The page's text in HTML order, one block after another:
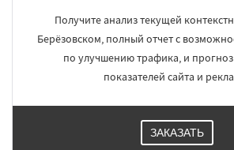
Получите анализ текущей
Берёзовском, полный отчет с
по улучшению трафика, и
показателей сайта и
ЗАКАЗАТЬ